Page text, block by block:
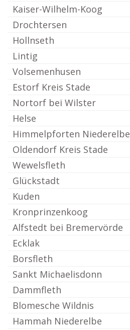
Kaiser-Wilhelm-Koog
Drochtersen
Hollnseth
Lintig
Volsemenhusen
Estorf Kreis Stade
Nortorf bei Wilster
Helse
Himmelpforten Niederelbe
Oldendorf Kreis Stade
Wewelsfleth
Glückstadt
Kuden
Kronprinzenkoog
Alfstedt bei Bremervörde
Ecklak
Borsfleth
Sankt Michaelisdonn
Dammfleth
Blomesche Wildnis
Hammah Niederelbe